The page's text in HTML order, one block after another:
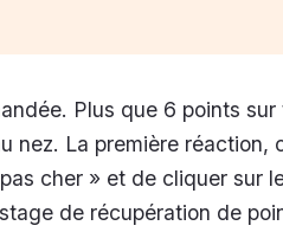
Plus que 6 points sur
nez. La première réaction,
cher » et de cliquer sur
de récupération de